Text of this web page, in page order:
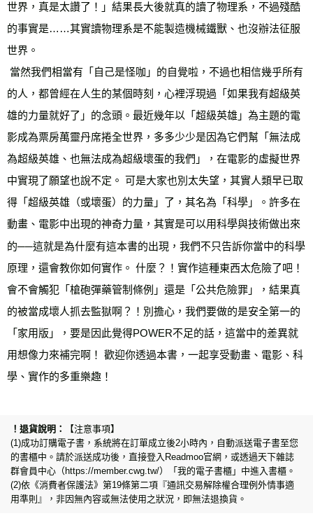
世界，真是太讚了！」結果長大後就真的讀了物理系，不過殘酷
的事實是……其實讀物理系是不能製造機械鐵獸、也沒辦法征服
世界。
的人，都曾經在人生的某個時刻，心裡浮現過「如果我有超級英
雄的力量就好了」的念頭。最近幾年以「超級英雄」為主題的電
影成為票房萬靈丹席捲全世界，多多少少是因為它們幫「無法成
為超級英雄、也無法成為超級壞蛋的我們」，在電影的虛擬世界
中實現了願望也說不定。 可是大家也別太失望，其實人類早已取
得「超級英雄（或壞蛋）的力量」了，其名為「科學」。許多在
動畫、電影中出現的神奇力量，其實是可以用科學與技術做出來
的──這就是為什麼有這本書的出現，我們不只告訴你當中的科學
原理，還會教你如何實作。 什麼？！實作這種東西太危險了吧！
會不會觸犯「槍砲彈藥管制條例」還是「公共危險罪」，結果真
的被當成壞人抓去監獄啊？！別擔心，我們要做的是安全第一的
「家用版」，要是因此覺得POWER不足的話，這當中的差異就
用想像力來補完啊！ 歡迎你透過本書，一起享受動畫、電影、科
學、實作的多重樂趣！
【注意事項】
(1)成功訂購電子書，系統將在訂單成立後2小時內，自動派送電子書至您
的書櫃中。請於派送成功後，直接登入Readmoo官網，或透過天下雜誌
群會員中心（https://member.cwg.tw/）「我的電子書櫃」中進入書櫃。
(2)依《消費者保護法》第19條第二項『通訊交易解除權合理例外情事適
用準則』，非因無內容或無法使用之狀況，即無法退換貨。